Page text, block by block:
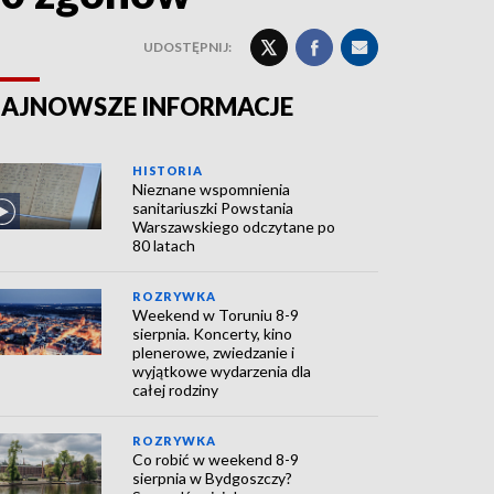
UDOSTĘPNIJ:
INFORMACJE
HISTORIA
Nieznane wspomnienia
sanitariuszki Powstania
Warszawskiego odczytane po
80 latach
ROZRYWKA
Weekend w Toruniu 8-9
sierpnia. Koncerty, kino
plenerowe, zwiedzanie i
wyjątkowe wydarzenia dla
całej rodziny
ROZRYWKA
Co robić w weekend 8-9
sierpnia w Bydgoszczy?